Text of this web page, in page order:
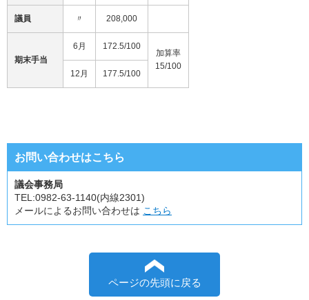
議員 〃 208,000
期末手当
6月 172.5/100
加算率
15/100
12月 177.5/100
お問い合わせはこちら
議会事務局
TEL:0982-63-1140(内線2301)
メールによるお問い合わせは こちら
ページの先頭に戻る